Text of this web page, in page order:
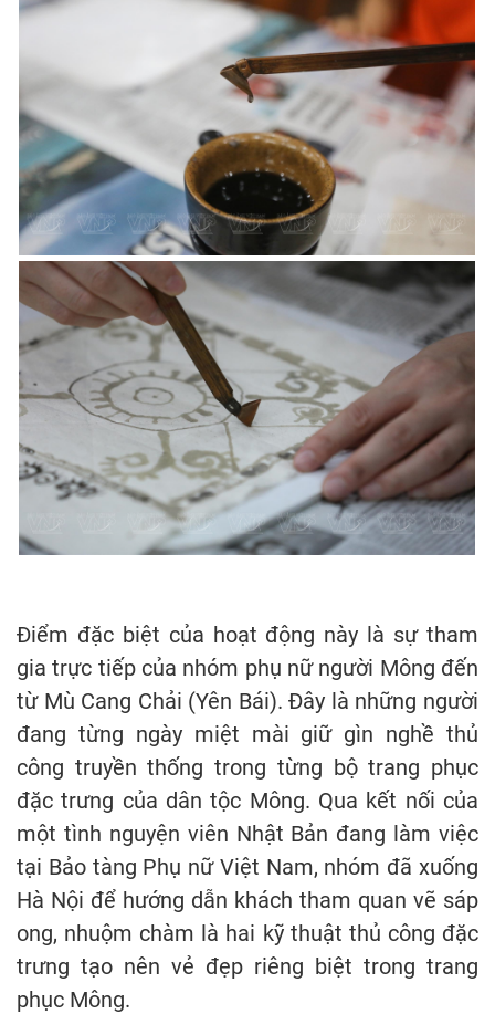
Điểm đặc biệt của hoạt động này là sự tham
gia trực tiếp của nhóm phụ nữ người Mông đến
từ Mù Cang Chải (Yên Bái). Đây là những người
đang từng ngày miệt mài giữ gìn nghề thủ
công truyền thống trong từng bộ trang phục
đặc trưng của dân tộc Mông. Qua kết nối của
một tình nguyện viên Nhật Bản đang làm việc
tại Bảo tàng Phụ nữ Việt Nam, nhóm đã xuống
Hà Nội để hướng dẫn khách tham quan vẽ sáp
ong, nhuộm chàm là hai kỹ thuật thủ công đặc
trưng tạo nên vẻ đẹp riêng biệt trong trang
phục Mông.